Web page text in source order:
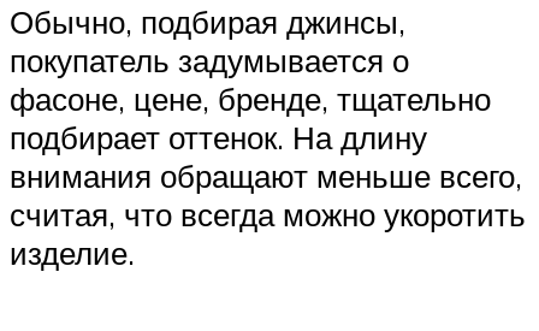
Обычно, подбирая джинсы,
покупатель задумывается о
фасоне, цене, бренде, тщательно
подбирает оттенок. На длину
внимания обращают меньше всего,
считая, что всегда можно укоротить
изделие.